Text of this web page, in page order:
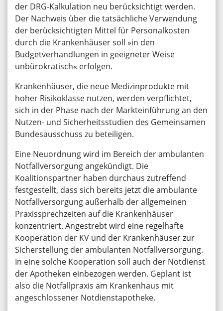
der DRG-Kalkulation neu berücksichtigt werden.
Der Nachweis über die tatsächliche Verwendung
der berücksichtigten Mittel für Personalkosten
durch die Krankenhäuser soll »in den
Budgetverhandlungen in geeigneter Weise
unbürokratisch« erfolgen.
Krankenhäuser, die neue Medizinprodukte mit
hoher Risikoklasse nutzen, werden verpflichtet,
sich in der Phase nach der Markteinführung an den
Nutzen- und Sicherheitsstudien des Gemeinsamen
Bundesausschuss zu beteiligen.
Eine Neuordnung wird im Bereich der ambulanten
Notfallversorgung angekündigt. Die
Koalitionspartner haben durchaus zutreffend
festgestellt, dass sich bereits jetzt die ambulante
Notfallversorgung außerhalb der allgemeinen
Praxissprechzeiten auf die Krankenhäuser
konzentriert. Angestrebt wird eine regelhafte
Kooperation der KV und der Krankenhäuser zur
Sicherstellung der ambulanten Notfallversorgung.
In eine solche Kooperation soll auch der Notdienst
der Apotheken einbezogen werden. Geplant ist
also die Notfallpraxis am Krankenhaus mit
angeschlossener Notdienstapotheke.